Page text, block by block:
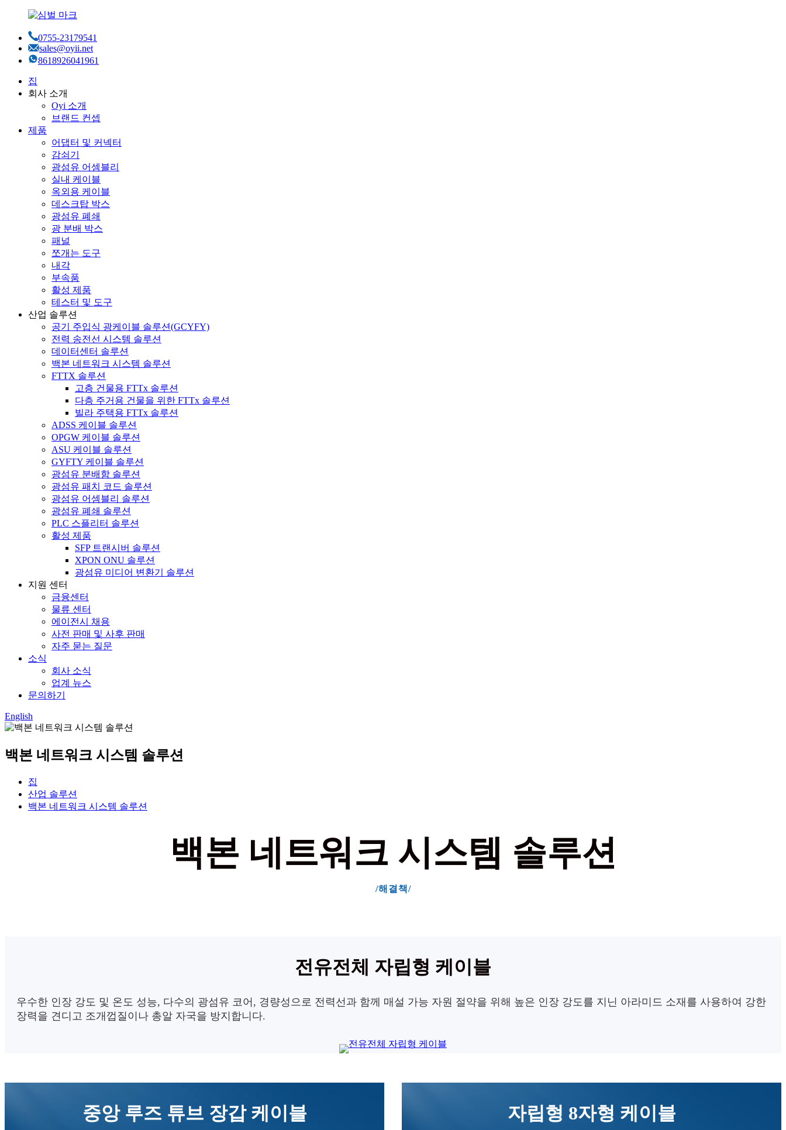
0755-23179541
sales@oyii.net
8618926041961
집
회사 소개
Oyi 소개
브랜드 컨셉
제품
어댑터 및 커넥터
감쇠기
광섬유 어셈블리
실내 케이블
옥외용 케이블
데스크탑 박스
광섬유 폐쇄
광 분배 박스
패널
쪼개는 도구
내각
부속품
활성 제품
테스터 및 도구
산업 솔루션
공기 주입식 광케이블 솔루션(GCYFY)
전력 송전선 시스템 솔루션
데이터센터 솔루션
백본 네트워크 시스템 솔루션
FTTX 솔루션
고층 건물용 FTTx 솔루션
다층 주거용 건물을 위한 FTTx 솔루션
빌라 주택용 FTTx 솔루션
ADSS 케이블 솔루션
OPGW 케이블 솔루션
ASU 케이블 솔루션
GYFTY 케이블 솔루션
광섬유 분배함 솔루션
광섬유 패치 코드 솔루션
광섬유 어셈블리 솔루션
광섬유 폐쇄 솔루션
PLC 스플리터 솔루션
활성 제품
SFP 트랜시버 솔루션
XPON ONU 솔루션
광섬유 미디어 변환기 솔루션
지원 센터
금융센터
물류 센터
에이전시 채용
사전 판매 및 사후 판매
자주 묻는 질문
소식
회사 소식
업계 뉴스
문의하기
English
백본 네트워크 시스템 솔루션
집
산업 솔루션
백본 네트워크 시스템 솔루션
백본 네트워크 시스템 솔루션
/해결책/
전유전체 자립형 케이블
우수한 인장 강도 및 온도 성능, 다수의 광섬유 코어, 경량성으로 전력선과 함께 매설 가능 자원 절약을 위해 높은 인장 강도를 지닌 아라미드 소재를 사용하여 강한
장력을 견디고 조개껍질이나 총알 자국을 방지합니다.
중앙 루즈 튜브 장갑 케이블 자립형 8자형 케이블